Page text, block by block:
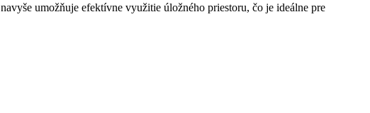
navyše umožňuje efektívne využitie úložného priestoru, čo je ideálne pre